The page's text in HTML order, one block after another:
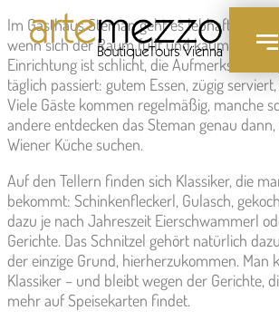
springen
Im Gasthaus Steman geht es lebhaft zu –
wenn sich der Raum füllt und kaum ein
Einrichtung ist schlicht, die
täglich passiert: gutem Essen, zügig
Viele Gäste kommen regelmäßig, manche
andere entdecken das Steman genau
Wiener Küche suchen.
Auf den Tellern finden sich Klassiker, die
bekommt: Schinkenfleckerl, Gulasch,
dazu je nach Jahreszeit Eierschwammerl
Gerichte. Das Schnitzel gehört natürlich
der einzige Grund, hierherzukommen. Man
Klassiker – und bleibt wegen der Gerichte,
mehr auf Speisekarten findet.